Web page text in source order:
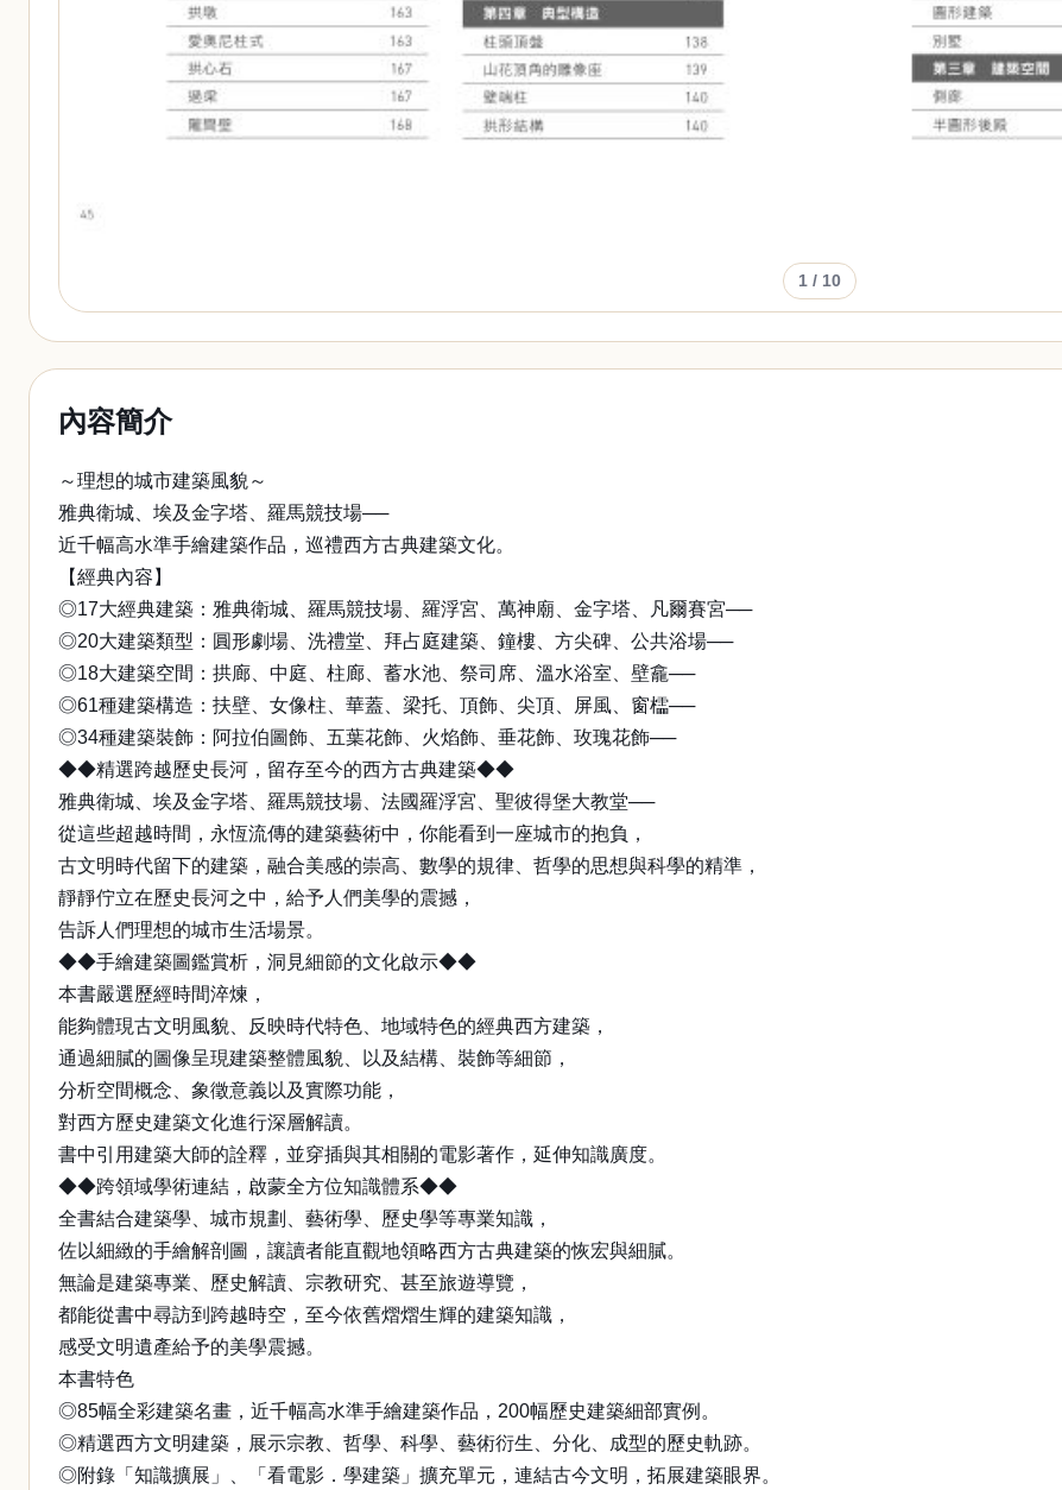
1 / 10
內容簡介
～理想的城市建築風貌～
雅典衛城、埃及金字塔、羅馬競技場──
近千幅高水準手繪建築作品，巡禮西方古典建築文化。
【經典內容】
◎17大經典建築：雅典衛城、羅馬競技場、羅浮宮、萬神廟、金字塔、凡爾賽宮──
◎20大建築類型：圓形劇場、洗禮堂、拜占庭建築、鐘樓、方尖碑、公共浴場──
◎18大建築空間：拱廊、中庭、柱廊、蓄水池、祭司席、溫水浴室、壁龕──
◎61種建築構造：扶壁、女像柱、華蓋、梁托、頂飾、尖頂、屏風、窗櫺──
◎34種建築裝飾：阿拉伯圖飾、五葉花飾、火焰飾、垂花飾、玫瑰花飾──
◆◆精選跨越歷史長河，留存至今的西方古典建築◆◆
雅典衛城、埃及金字塔、羅馬競技場、法國羅浮宮、聖彼得堡大教堂──
從這些超越時間，永恆流傳的建築藝術中，你能看到一座城市的抱負，
古文明時代留下的建築，融合美感的崇高、數學的規律、哲學的思想與科學的精準，
靜靜佇立在歷史長河之中，給予人們美學的震撼，
告訴人們理想的城市生活場景。
◆◆手繪建築圖鑑賞析，洞見細節的文化啟示◆◆
本書嚴選歷經時間淬煉，
能夠體現古文明風貌、反映時代特色、地域特色的經典西方建築，
通過細膩的圖像呈現建築整體風貌、以及結構、裝飾等細節，
分析空間概念、象徵意義以及實際功能，
對西方歷史建築文化進行深層解讀。
書中引用建築大師的詮釋，並穿插與其相關的電影著作，延伸知識廣度。
◆◆跨領域學術連結，啟蒙全方位知識體系◆◆
全書結合建築學、城市規劃、藝術學、歷史學等專業知識，
佐以細緻的手繪解剖圖，讓讀者能直觀地領略西方古典建築的恢宏與細膩。
無論是建築專業、歷史解讀、宗教研究、甚至旅遊導覽，
都能從書中尋訪到跨越時空，至今依舊熠熠生輝的建築知識，
感受文明遺產給予的美學震撼。
本書特色
◎85幅全彩建築名畫，近千幅高水準手繪建築作品，200幅歷史建築細部實例。
◎精選西方文明建築，展示宗教、哲學、科學、藝術衍生、分化、成型的歷史軌跡。
◎附錄「知識擴展」、「看電影．學建築」擴充單元，連結古今文明，拓展建築眼界。